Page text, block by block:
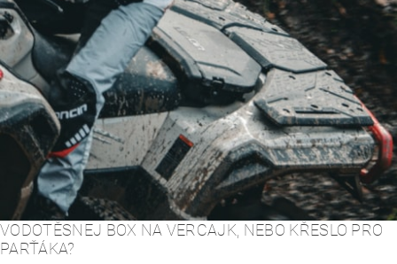
VODOTĚSNEJ BOX NA VERCAJK, NEBO KŘESLO PRO
PARŤÁKA?